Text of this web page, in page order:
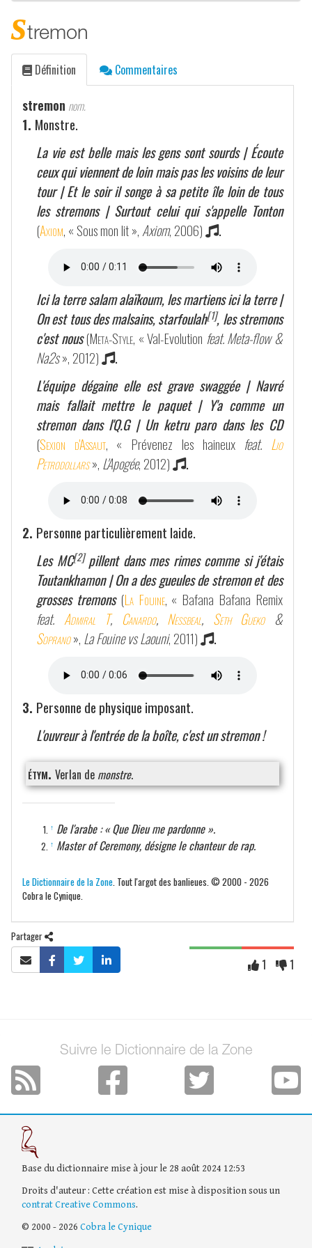
stremon
Définition Commentaires
stremon nom.
1. Monstre.
La vie est belle mais les gens sont sourds | Écoute
ceux qui viennent de loin mais pas les voisins de leur
tour | Et le soir il songe à sa petite île loin de tous
les stremons | Surtout celui qui s'appelle Tonton
(Axiom, « Sous mon lit », Axiom, 2006) .
Ici la terre salam alaïkoum, les martiens ici la terre |
On est tous des malsains, starfoulah[1], les stremons
c'est nous (Meta-Style, « Val-Evolution feat. Meta-flow &
Na2s», 2012)
.
L'équipe dégaine elle est grave swaggée | Navré
mais fallait mettre le paquet | Y'a comme un
stremon dans l'Q.G | Un ketru paro dans les CD
(Sexion d'Assaut, « Prévenez les haineux feat. Lio
Petrodollars», L'Apogée, 2012) .
2. Personne particulièrement laide.
Les MC[2]pillent dans mes rimes comme si j'étais
Toutankhamon | On a des gueules de stremon et des
grosses tremons (La Fouine, « Bafana Bafana Remix
feat. Admiral T, Canardo, Nessbeal, Seth Gueko&
Soprano», La Fouine vs Laouni, 2011) .
3. Personne de physique imposant.
L'ouvreur à l'entrée de la boîte, c'est un stremon !
étym. Verlan de monstre.
↑ De l'arabe : « Que Dieu me pardonne ».
↑ Master of Ceremony, désigne le chanteur de rap.
Le Dictionnaire de la Zone . Tout l'argot des banlieues. © 2000 - 2026
Cobra le Cynique.
Partager
1 1
Suivre le Dictionnaire de la Zone
Base du dictionnaire mise à jour le 28 août 2024 12:53
Droits d'auteur : Cette création est mise à disposition sous un
contrat Creative Commons.
© 2000 - 2026 Cobra le Cynique